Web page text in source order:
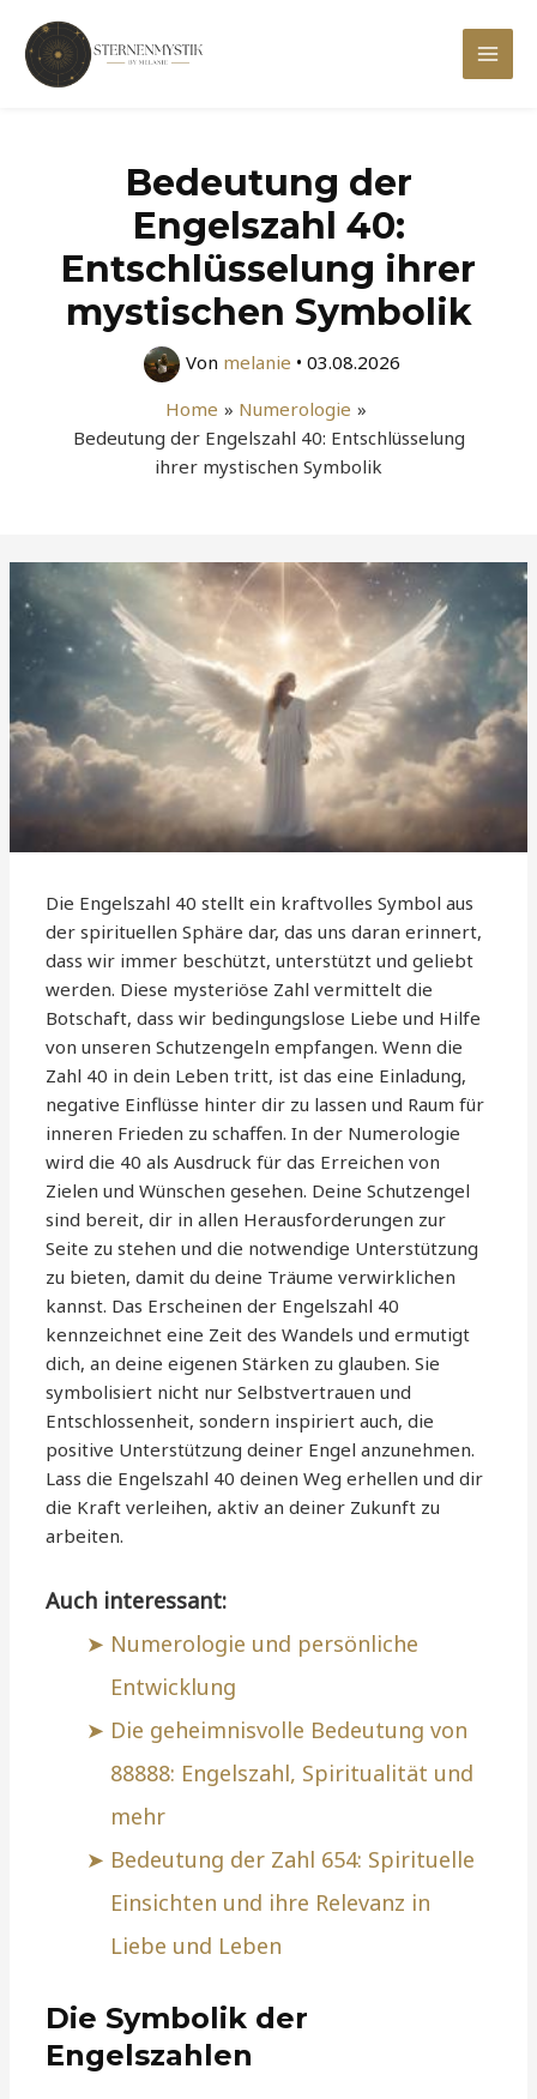
Inhalt
springen
Main
Bedeutung der
Engelszahl 40:
Entschlüsselung ihrer
mystischen Symbolik
Von melanie • 03.08.2026
Home
Numerologie
Bedeutung der Engelszahl 40: Entschlüsselung
ihrer mystischen Symbolik
Die Engelszahl 40 stellt ein kraftvolles Symbol aus
der spirituellen Sphäre dar, das uns daran erinnert,
dass wir immer beschützt, unterstützt und geliebt
werden. Diese mysteriöse Zahl vermittelt die
Botschaft, dass wir bedingungslose Liebe und Hilfe
von unseren Schutzengeln empfangen. Wenn die
Zahl 40 in dein Leben tritt, ist das eine Einladung,
negative Einflüsse hinter dir zu lassen und Raum für
inneren Frieden zu schaffen. In der Numerologie
wird die 40 als Ausdruck für das Erreichen von
Zielen und Wünschen gesehen. Deine Schutzengel
sind bereit, dir in allen Herausforderungen zur
Seite zu stehen und die notwendige Unterstützung
zu bieten, damit du deine Träume verwirklichen
kannst. Das Erscheinen der Engelszahl 40
kennzeichnet eine Zeit des Wandels und ermutigt
dich, an deine eigenen Stärken zu glauben. Sie
symbolisiert nicht nur Selbstvertrauen und
Entschlossenheit, sondern inspiriert auch, die
positive Unterstützung deiner Engel anzunehmen.
Lass die Engelszahl 40 deinen Weg erhellen und dir
die Kraft verleihen, aktiv an deiner Zukunft zu
arbeiten.
Auch interessant:
Numerologie und persönliche
Entwicklung
Die geheimnisvolle Bedeutung von
88888: Engelszahl, Spiritualität und
mehr
Bedeutung der Zahl 654: Spirituelle
Einsichten und ihre Relevanz in
Liebe und Leben
Die Symbolik der
Engelszahlen